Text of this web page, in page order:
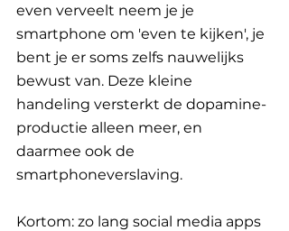
even verveelt neem je je
smartphone om 'even te kijken', je
bent je er soms zelfs nauwelijks
bewust van. Deze kleine
handeling versterkt de dopamine-
productie alleen meer, en
daarmee ook de
smartphoneverslaving.
Kortom: zo lang social media apps